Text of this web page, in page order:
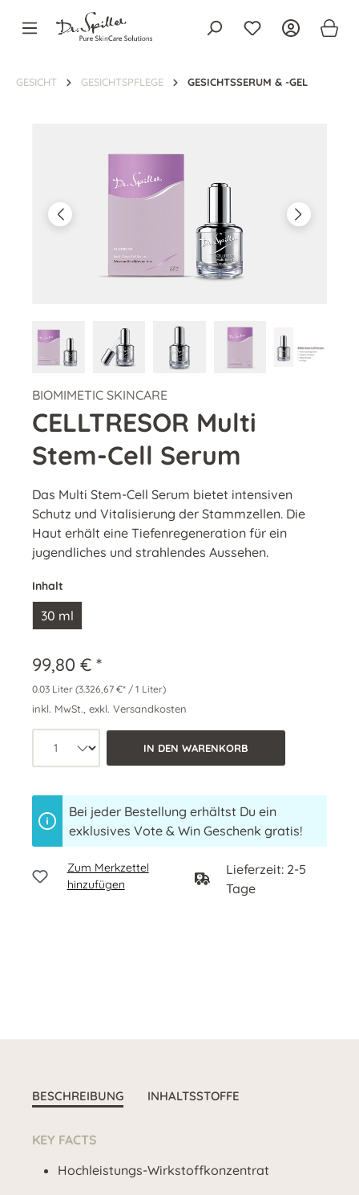
springen
GESICHT GESICHTSPFLEGE GESICHTSSERUM & -GEL
BIOMIMETIC SKINCARE
CELLTRESOR Multi
Stem-Cell Serum
Das Multi Stem-Cell Serum bietet intensiven
Schutz und Vitalisierung der Stammzellen. Die
Haut erhält eine Tiefenregeneration für ein
jugendliches und strahlendes Aussehen.
Inhalt
30 ml
99,80 € *
0.03 Liter (3.326,67 €* / 1 Liter)
inkl. MwSt., exkl. Versandkosten
Produkt Anzahl: Wähle die
IN DEN WARENKORB
Bei jeder Bestellung erhältst Du ein
exklusives Vote & Win Geschenk gratis!
Zum Merkzettel
hinzufügen
Lieferzeit: 2-5
Tage
BESCHREIBUNG INHALTSSTOFFE
KEY FACTS
Hochleistungs-Wirkstoffkonzentrat